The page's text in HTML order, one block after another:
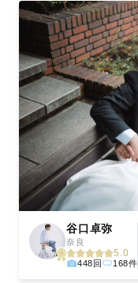
谷口卓弥
奈良
5.0
448回 168件